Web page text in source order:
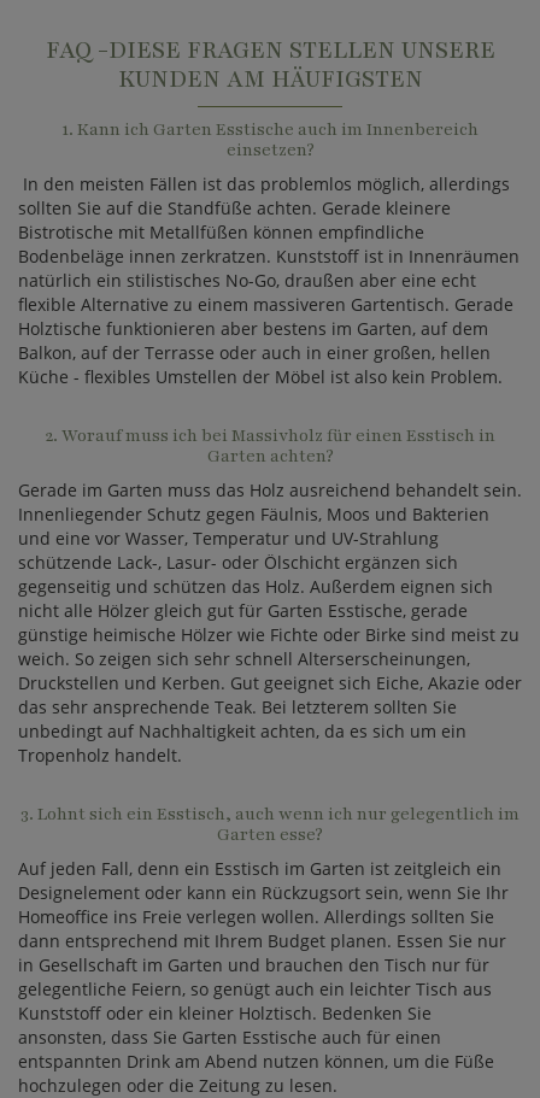
FAQ -DIESE FRAGEN STELLEN UNSERE
KUNDEN AM HÄUFIGSTEN
1. Kann ich Garten Esstische auch im Innenbereich
einsetzen?
In den meisten Fällen ist das problemlos möglich, allerdings
sollten Sie auf die Standfüße achten. Gerade kleinere
Bistrotische mit Metallfüßen können empfindliche
Bodenbeläge innen zerkratzen. Kunststoff ist in Innenräumen
natürlich ein stilistisches No-Go, draußen aber eine echt
flexible Alternative zu einem massiveren Gartentisch. Gerade
Holztische funktionieren aber bestens im Garten, auf dem
Balkon, auf der Terrasse oder auch in einer großen, hellen
Küche - flexibles Umstellen der Möbel ist also kein Problem.
2. Worauf muss ich bei Massivholz für einen Esstisch in
Garten achten?
Gerade im Garten muss das Holz ausreichend behandelt sein.
Innenliegender Schutz gegen Fäulnis, Moos und Bakterien
und eine vor Wasser, Temperatur und UV-Strahlung
schützende Lack-, Lasur- oder Ölschicht ergänzen sich
gegenseitig und schützen das Holz. Außerdem eignen sich
nicht alle Hölzer gleich gut für Garten Esstische, gerade
günstige heimische Hölzer wie Fichte oder Birke sind meist zu
weich. So zeigen sich sehr schnell Alterserscheinungen,
Druckstellen und Kerben. Gut geeignet sich Eiche, Akazie oder
das sehr ansprechende Teak. Bei letzterem sollten Sie
unbedingt auf Nachhaltigkeit achten, da es sich um ein
Tropenholz handelt.
3. Lohnt sich ein Esstisch, auch wenn ich nur gelegentlich im
Garten esse?
Auf jeden Fall, denn ein Esstisch im Garten ist zeitgleich ein
Designelement oder kann ein Rückzugsort sein, wenn Sie Ihr
Homeoffice ins Freie verlegen wollen. Allerdings sollten Sie
dann entsprechend mit Ihrem Budget planen. Essen Sie nur
in Gesellschaft im Garten und brauchen den Tisch nur für
gelegentliche Feiern, so genügt auch ein leichter Tisch aus
Kunststoff oder ein kleiner Holztisch. Bedenken Sie
ansonsten, dass Sie Garten Esstische auch für einen
entspannten Drink am Abend nutzen können, um die Füße
hochzulegen oder die Zeitung zu lesen.